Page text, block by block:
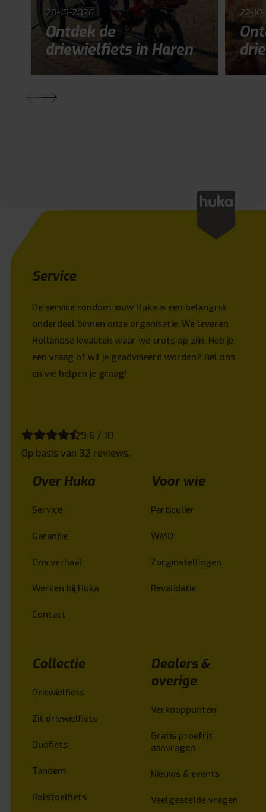
28-10-2026
Ontdek de
driewielfiets in Haren
22-
Service
De service rondom jouw Huka is een belangrijk
onderdeel binnen onze organisatie. We leveren
Hollandse kwaliteit waar we trots op zijn. Heb je
een vraag of wil je geadviseerd worden? Bel ons
en we helpen je graag!
9.6 / 10
Op basis van 32 reviews.
Over Huka
Service
Garantie
Ons verhaal
Werken bij Huka
Contact
Voor wie
Particulier
WMO
Zorginstellingen
Revalidatie
Collectie
Driewielfiets
Zit driewielfiets
Duofiets
Tandem
Rolstoelfiets
Dealers &
overige
Verkooppunten
Gratis proefrit
aanvragen
Nieuws & events
Veelgestelde vragen